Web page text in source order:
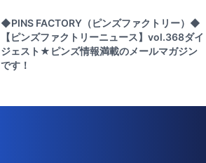
◆PINS FACTORY（ピンズファクトリー）◆
【ピンズファクトリーニュース】vol.368ダイ
ジェスト★ピンズ情報満載のメールマガジン
です！